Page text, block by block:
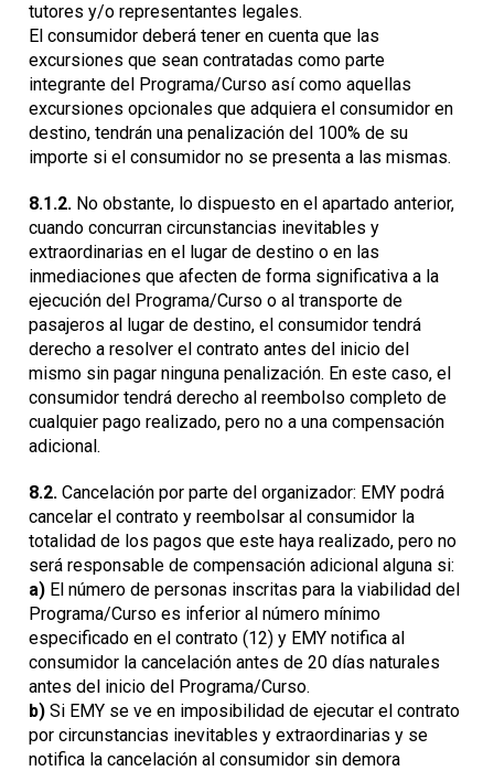
tutores y/o representantes legales.
El consumidor deberá tener en cuenta que las
excursiones que sean contratadas como parte
integrante del Programa/Curso así como aquellas
excursiones opcionales que adquiera el consumidor en
destino, tendrán una penalización del 100% de su
importe si el consumidor no se presenta a las mismas.
8.1.2. No obstante, lo dispuesto en el apartado anterior,
cuando concurran circunstancias inevitables y
extraordinarias en el lugar de destino o en las
inmediaciones que afecten de forma significativa a la
ejecución del Programa/Curso o al transporte de
pasajeros al lugar de destino, el consumidor tendrá
derecho a resolver el contrato antes del inicio del
mismo sin pagar ninguna penalización. En este caso, el
consumidor tendrá derecho al reembolso completo de
cualquier pago realizado, pero no a una compensación
adicional.
8.2. Cancelación por parte del organizador: EMY podrá
cancelar el contrato y reembolsar al consumidor la
totalidad de los pagos que este haya realizado, pero no
será responsable de compensación adicional alguna si:
a) El número de personas inscritas para la viabilidad del
Programa/Curso es inferior al número mínimo
especificado en el contrato (12) y EMY notifica al
consumidor la cancelación antes de 20 días naturales
antes del inicio del Programa/Curso.
b)Si EMY se ve en imposibilidad de ejecutar el contrato
por circunstancias inevitables y extraordinarias y se
notifica la cancelación al consumidor sin demora